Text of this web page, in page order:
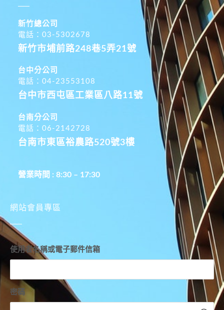
新竹總公司
電話：03-5302678
新竹市埔前路248巷5弄21號
台中分公司
電話：04-23553108
台中市西屯區工業區八路11號
台南分公司
電話：06-2142728
台南市東區裕農路520號3樓
營業時間 : 8:30 – 17:30
網站會員專區
使用者名稱或電子郵件信箱
密碼